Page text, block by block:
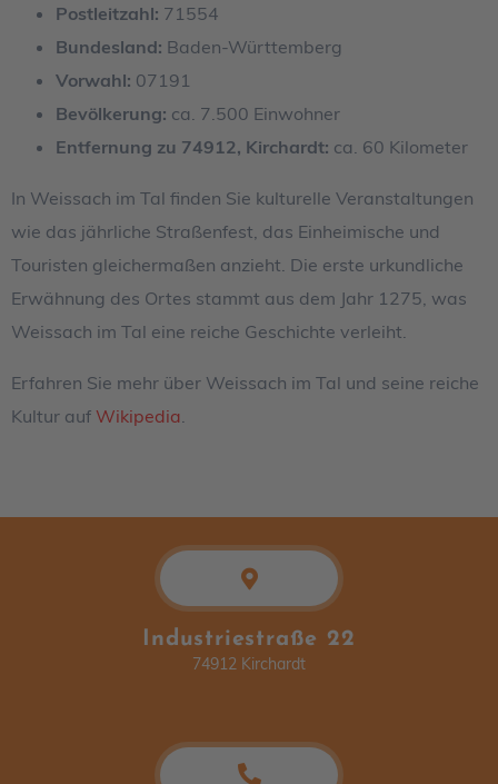
Postleitzahl: 71554
Bundesland: Baden-Württemberg
Vorwahl: 07191
Bevölkerung: ca. 7.500 Einwohner
Entfernung zu 74912, Kirchardt: ca. 60 Kilometer
In Weissach im Tal finden Sie kulturelle Veranstaltungen
wie das jährliche Straßenfest, das Einheimische und
Touristen gleichermaßen anzieht. Die erste urkundliche
Erwähnung des Ortes stammt aus dem Jahr 1275, was
Weissach im Tal eine reiche Geschichte verleiht.
Erfahren Sie mehr über Weissach im Tal und seine reiche
Kultur auf Wikipedia
Industriestraße 22
74912 Kirchardt